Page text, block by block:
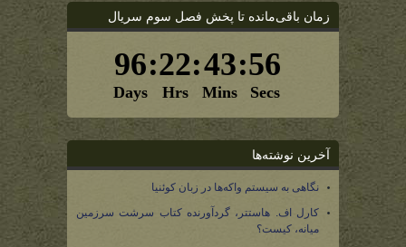
زمان باقی‌مانده تا پخش فصل سوم سریال
آخرین نوشته‌ها
نگاهی به سیستم واکه‌ها در زبان کوئنیا
کارل اف. هاستتر، گردآورنده کتاب سرشت سرزمین
میانه، کیست؟